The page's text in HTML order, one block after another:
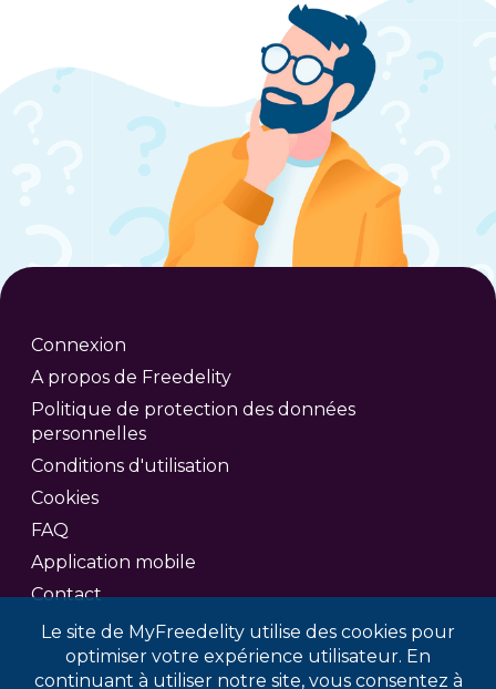
Le site de MyFreedelity utilise des cookies pour
optimiser votre expérience utilisateur. En
continuant à utiliser notre site, vous consentez à
Connexion
A propos de Freedelity
Politique de protection des données
personnelles
Conditions d'utilisation
Cookies
FAQ
Application mobile
Contact